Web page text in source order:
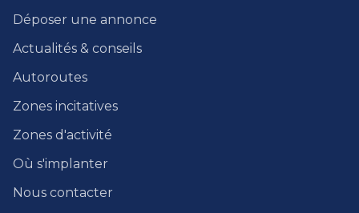
Déposer une annonce
Actualités & conseils
Autoroutes
Zones incitatives
Zones d'activité
Où s'implanter
Nous contacter